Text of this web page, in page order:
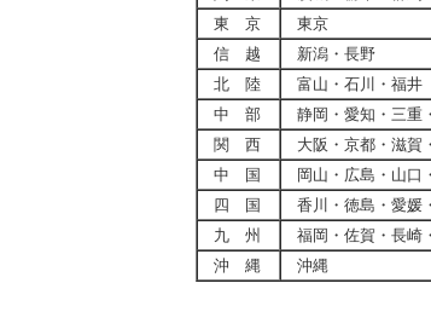
東 京
東京
信 越
新潟・長野
北 陸
富山・石川・福井
中 部
静岡・愛知・三重
関 西
大阪・京都・滋賀
中 国
岡山・広島・山口
四 国
香川・徳島・愛媛
九 州
福岡・佐賀・長崎
沖 縄
沖縄